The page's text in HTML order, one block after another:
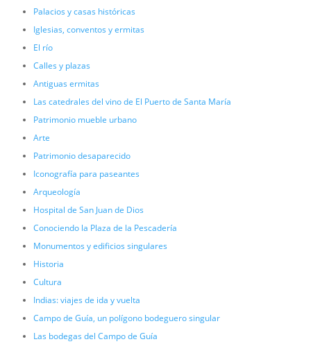
Palacios y casas históricas
Iglesias, conventos y ermitas
El río
Calles y plazas
Antiguas ermitas
Las catedrales del vino de El Puerto de Santa María
Patrimonio mueble urbano
Arte
Patrimonio desaparecido
Iconografía para paseantes
Arqueología
Hospital de San Juan de Dios
Conociendo la Plaza de la Pescadería
Monumentos y edificios singulares
Historia
Cultura
Indias: viajes de ida y vuelta
Campo de Guía, un polígono bodeguero singular
Las bodegas del Campo de Guía